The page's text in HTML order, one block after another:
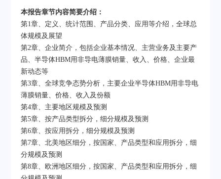
本报告章节内容简要介绍：
第1章、定义、统计范围、产品分类、应用等介绍，全球总
体规模及展望
第2章、企业简介，包括企业基本情况、主营业务及主要产
品、半导体HBM用非导电薄膜销量、收入、价格、企业最
新动态等
第3章、全球竞争态势分析，主要企业半导体HBM用非导电
薄膜销量、价格、收入及份额
第4章、主要地区规模及预测
第5章、按产品类型拆分，细分规模及预测
第6章、按应用拆分，细分规模及预测
第7章、北美地区细分，按国家、产品类型和应用拆分，细
分规模及预测
第8章、欧洲地区细分，按国家、产品类型和应用拆分，细